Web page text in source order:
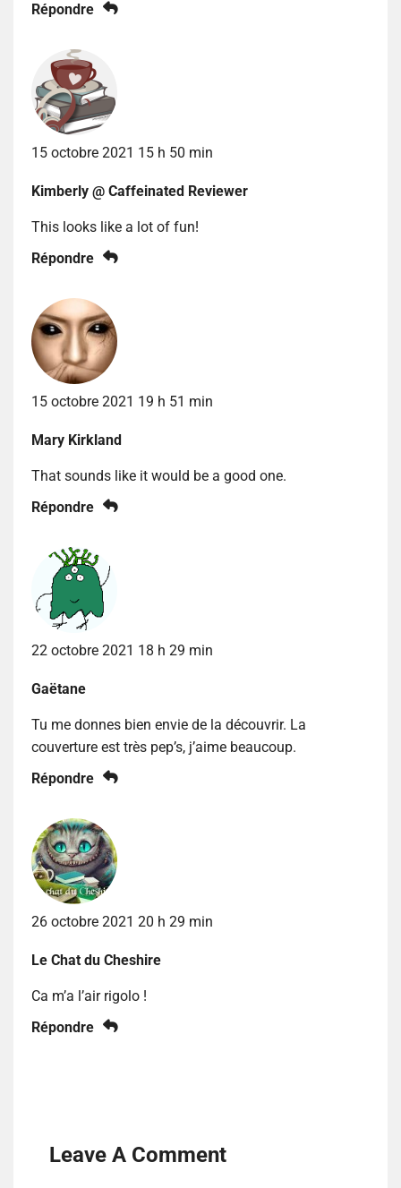
Répondre
15 octobre 2021 15 h 50 min
Kimberly @ Caffeinated Reviewer
This looks like a lot of fun!
Répondre
15 octobre 2021 19 h 51 min
Mary Kirkland
That sounds like it would be a good one.
Répondre
22 octobre 2021 18 h 29 min
Gaëtane
Tu me donnes bien envie de la découvrir. La
couverture est très pep’s, j’aime beaucoup.
Répondre
26 octobre 2021 20 h 29 min
Le Chat du Cheshire
Ca m’a l’air rigolo !
Répondre
Leave A Comment